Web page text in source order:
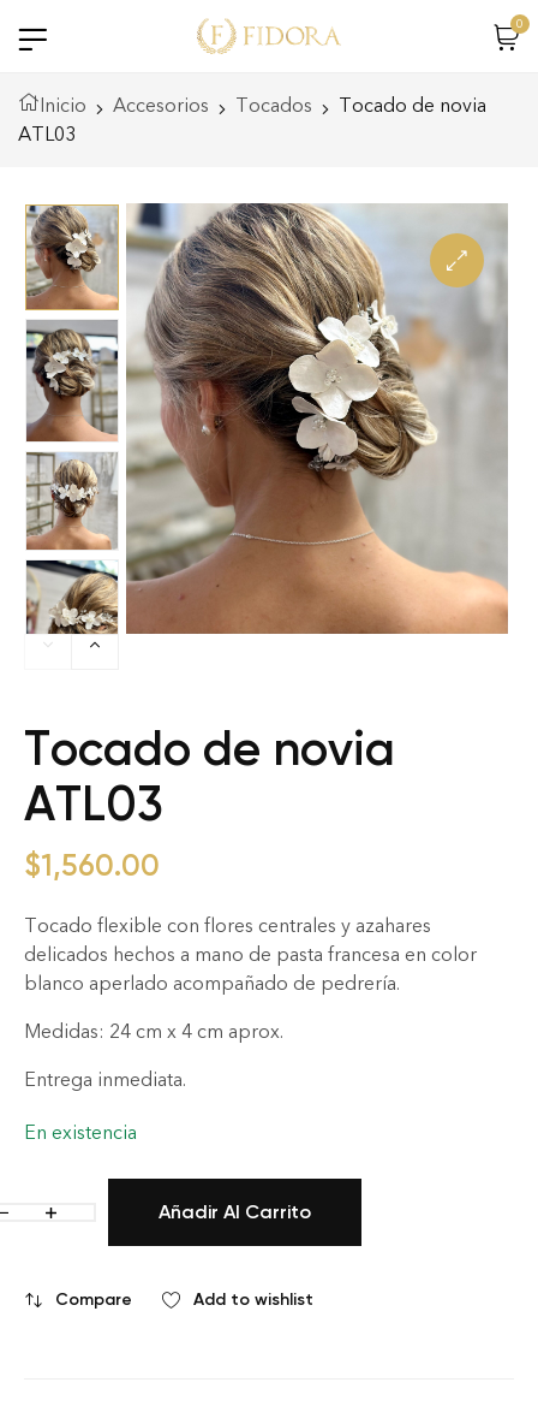
0
Inicio Accesorios Tocados
Tocado de novia
ATL03
Tocado de novia
ATL03
$1,560.00
Tocado flexible con flores centrales y azahares
delicados hechos a mano de pasta francesa en color
blanco aperlado acompañado de pedrería.
Medidas: 24 cm x 4 cm aprox.
Entrega inmediata.
En existencia
Añadir Al Carrito
Compare Add to wishlist